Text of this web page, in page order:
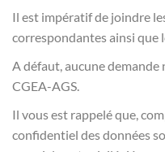
Il est impératif de joindre
correspondantes ainsi que
A défaut, aucune
CGEA-AGS.
Il vous est rappelé que,
confidentiel des données